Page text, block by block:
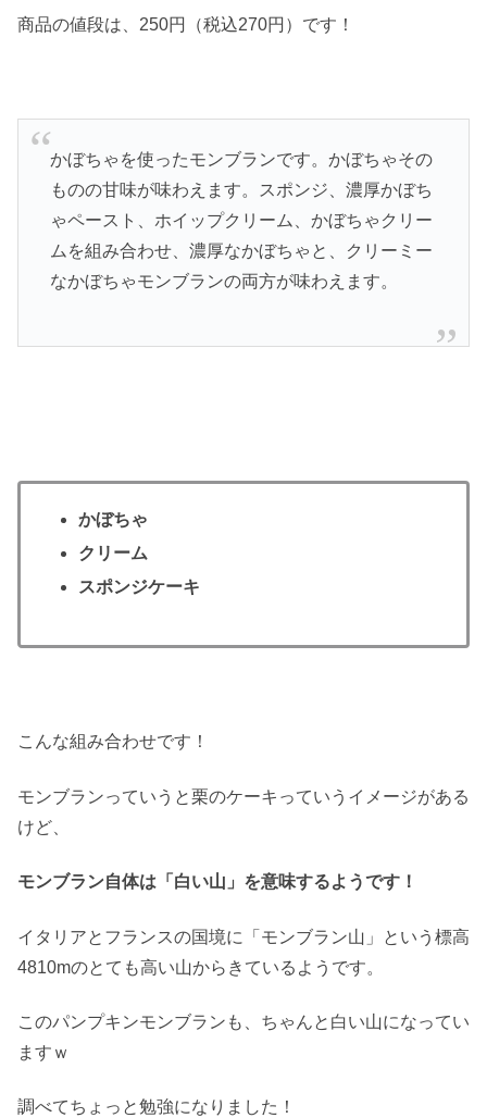
商品の値段は、250円（税込270円）です！
かぼちゃを使ったモンブランです。かぼちゃその
ものの甘味が味わえます。スポンジ、濃厚かぼち
ゃペースト、ホイップクリーム、かぼちゃクリー
ムを組み合わせ、濃厚なかぼちゃと、クリーミー
なかぼちゃモンブランの両方が味わえます。
かぼちゃ
クリーム
スポンジケーキ
こんな組み合わせです！
モンブランっていうと栗のケーキっていうイメージがある
けど、
モンブラン自体は「白い山」を意味するようです！
イタリアとフランスの国境に「モンブラン山」という標高
4810mのとても高い山からきているようです。
このパンプキンモンブランも、ちゃんと白い山になってい
ますｗ
調べてちょっと勉強になりました！